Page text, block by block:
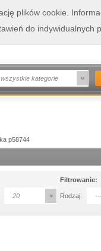
wszystkie kategorie
p58744
20
Filtrowanie:
Rodzaj:
plików cookie.
do indywidualnych